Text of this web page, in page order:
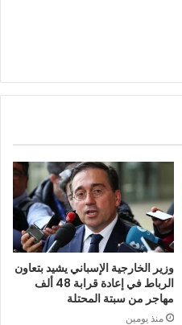
وزير الخارجية الإسباني يشيد بتعاون
الرباط في إعادة قرابة 48 ألف
مهاجر من سبتة المحتلة
منذ يومين